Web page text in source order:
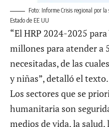
Foto: Informe Crisis regional por
Estado de EE UU
“El HRP 2024-2025
millones para atender a
necesitadas, de las
y niñas”, detalló el texto.
Los sectores que se
humanitaria son
medios de vida, la